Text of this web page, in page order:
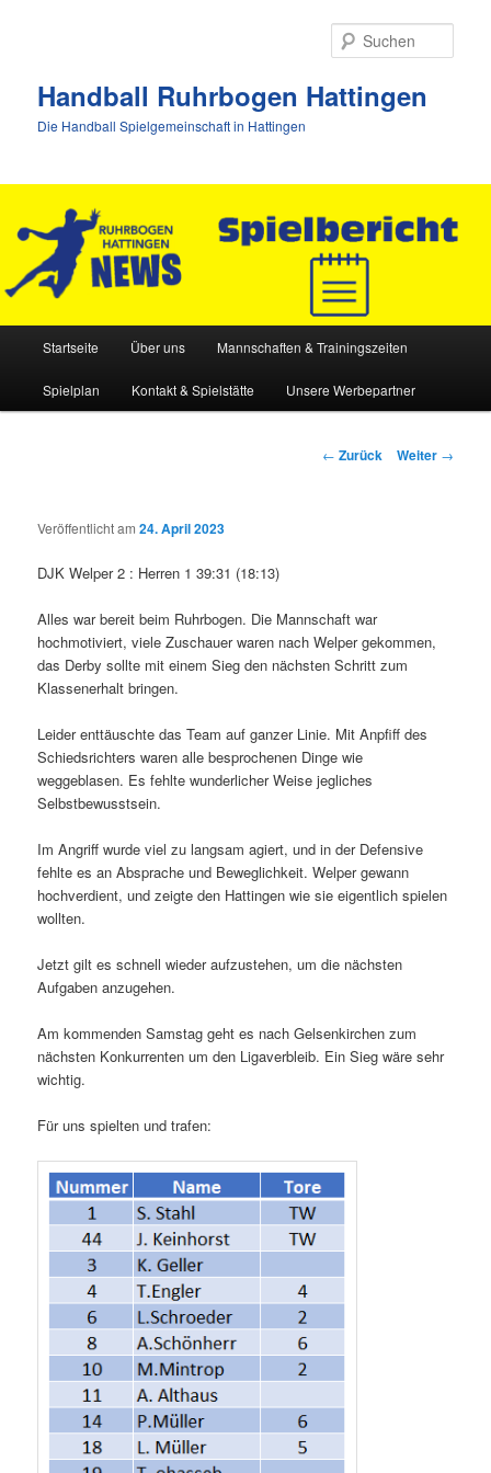
Handball Ruhrbogen Hattingen
Die Handball Spielgemeinschaft in Hattingen
Startseite Über uns Mannschaften & Trainingszeiten
Spielplan Kontakt & Spielstätte Unsere Werbepartner
Beitrags-
← Zurück Weiter →
Veröffentlicht am24. April 2023
DJK Welper 2 : Herren 1 39:31 (18:13)
Alles war bereit beim Ruhrbogen. Die Mannschaft war
hochmotiviert, viele Zuschauer waren nach Welper gekommen,
das Derby sollte mit einem Sieg den nächsten Schritt zum
Klassenerhalt bringen.
Leider enttäuschte das Team auf ganzer Linie. Mit Anpfiff des
Schiedsrichters waren alle besprochenen Dinge wie
weggeblasen. Es fehlte wunderlicher Weise jegliches
Selbstbewusstsein.
Im Angriff wurde viel zu langsam agiert, und in der Defensive
fehlte es an Absprache und Beweglichkeit. Welper gewann
hochverdient, und zeigte den Hattingen wie sie eigentlich spielen
wollten.
Jetzt gilt es schnell wieder aufzustehen, um die nächsten
Aufgaben anzugehen.
Am kommenden Samstag geht es nach Gelsenkirchen zum
nächsten Konkurrenten um den Ligaverbleib. Ein Sieg wäre sehr
wichtig.
Für uns spielten und trafen: